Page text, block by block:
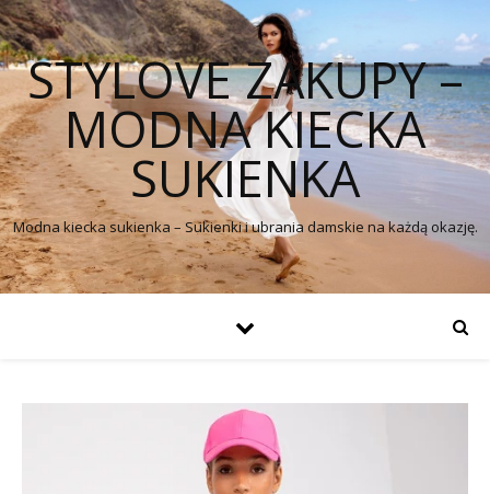
STYLOVE ZAKUPY –
MODNA KIECKA
SUKIENKA
Modna kiecka sukienka – Sukienki i ubrania damskie na każdą okazję.